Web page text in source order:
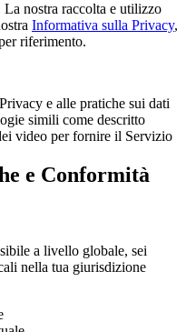
nostra raccolta e utilizzo
Informativa sulla Privacy,
riferimento.
e alle pratiche sui dati
simili come descritto
video per fornire il Servizio
e Conformità
a livello globale, sei
nella tua giurisdizione